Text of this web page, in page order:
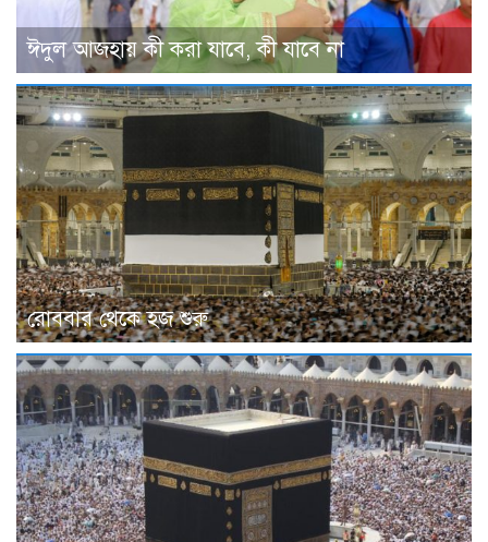
ঈদুল আজহায় কী করা যাবে, কী যাবে না
রোববার থেকে হজ শুরু